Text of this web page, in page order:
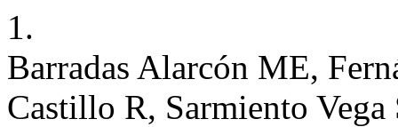
1.
Barradas Alarcón ME,
Castillo R, Sarmiento